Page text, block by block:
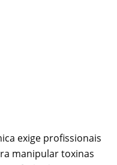
exige profissionais
manipular toxinas